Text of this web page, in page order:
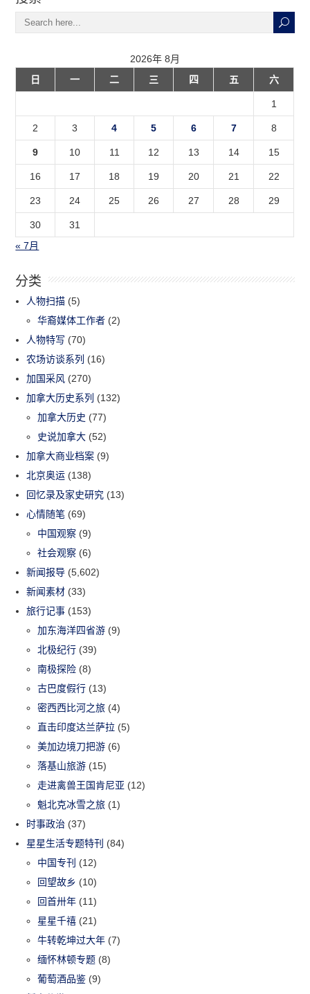
2026年 8月
日
一 二 三 四 五 六
1
2 3 4 5 6 7 8
9 10 11 12 13 14 15
16 17 18 19 20 21 22
23 24 25 26 27 28 29
30
31
« 7月
分类
人物扫描 (5)
华裔媒体工作者 (2)
人物特写 (70)
农场访谈系列 (16)
加国采风 (270)
加拿大历史系列 (132)
加拿大历史 (77)
史说加拿大 (52)
加拿大商业档案 (9)
北京奥运 (138)
回忆录及家史研究 (13)
心情随笔 (69)
中国观察 (9)
社会观察 (6)
新闻报导 (5,602)
新闻素材 (33)
旅行记事 (153)
加东海洋四省游 (9)
北极纪行 (39)
南极探险 (8)
古巴度假行 (13)
密西西比河之旅 (4)
直击印度达兰萨拉 (5)
美加边境刀把游 (6)
落基山旅游 (15)
走进禽兽王国肯尼亚 (12)
魁北克冰雪之旅 (1)
时事政治 (37)
星星生活专题特刊 (84)
中国专刊 (12)
回望故乡 (10)
回首卅年 (11)
星星千禧 (21)
牛转乾坤过大年 (7)
缅怀林顿专题 (8)
葡萄酒品鉴 (9)